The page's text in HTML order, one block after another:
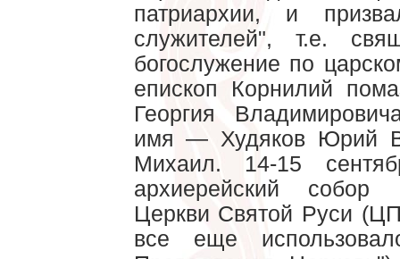
патриархии, и
служителей", т.е.
богослужение по
епископ Корнилий
Георгия
имя — Худяков Юрий
Михаил. 14-15
архиерейский собор
Церкви Святой Руси
все еще